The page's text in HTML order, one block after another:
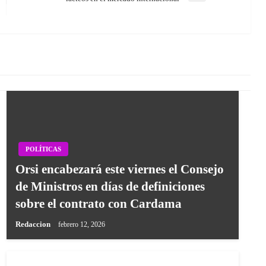
POLÍTICAS
Orsi encabezará este viernes el Consejo
de Ministros en días de definiciones
sobre el contrato con Cardama
Redaccion febrero 12, 2026